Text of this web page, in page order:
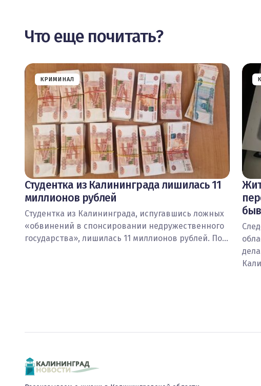
Что еще почитать?
КРИМИНАЛ
Студентка из Калининграда лишилась 11
миллионов рублей
Студентка из Калининграда, испугавшись ложных
«обвинений в спонсировании недружественного
государства», лишилась 11 миллионов рублей. По…